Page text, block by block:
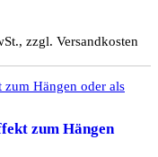
zzgl. Versandkosten
zum Hängen